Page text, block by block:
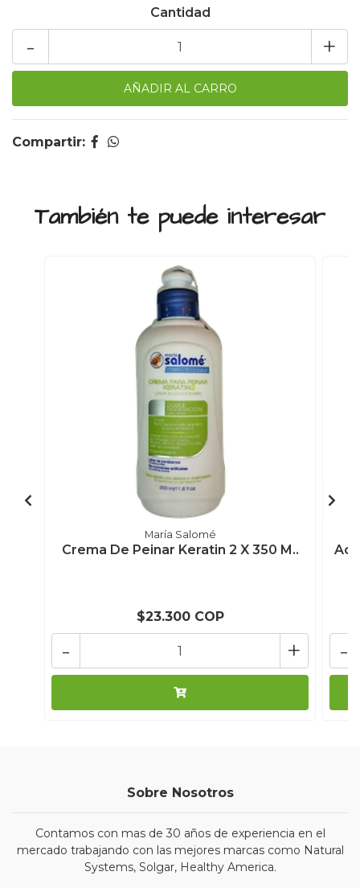
Cantidad
+
-
Compartir:
También te puede interesar
María Salomé
Crema De Peinar Keratin 2 X 350 M..
$23.300 COP
+
- -
Sobre Nosotros
Contamos con mas de 30 años de experiencia en el
mercado trabajando con las mejores marcas como Natural
Systems, Solgar, Healthy America.